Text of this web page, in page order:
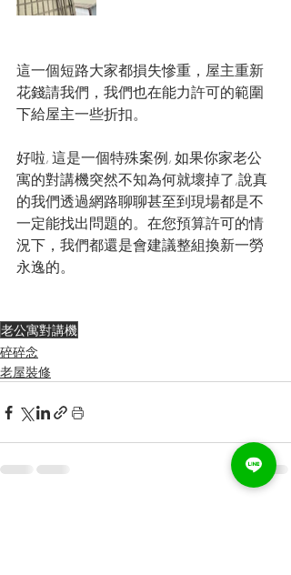
這一個短路大家都損失慘重，屋主重新
花錢請我們，我們也在能力許可的範圍
下給屋主一些折扣。
好啦, 這是一個特殊案例, 如果你家老公
寓的對講機突然不知為何就壞掉了,說真
的我們透過網路聊聊甚至到現場都是不
一定能找出問題的。在您預算許可的情
況下，我們都還是會建議整組換新一勞
永逸的。
老公寓對講機
碎碎念
老屋裝修